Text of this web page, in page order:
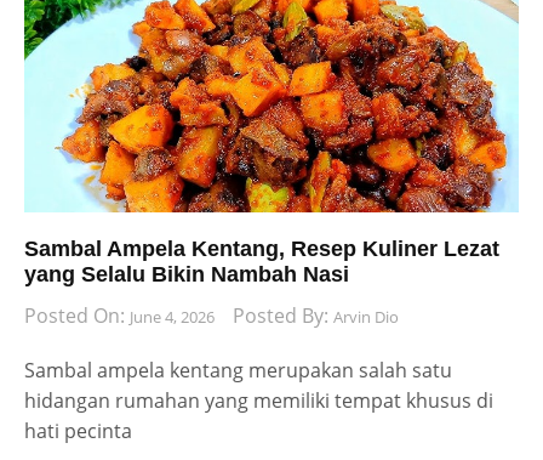
Sambal Ampela Kentang, Resep Kuliner Lezat
yang Selalu Bikin Nambah Nasi
Posted On: June 4, 2026 Posted By: Arvin Dio
Sambal ampela kentang merupakan salah satu
hidangan rumahan yang memiliki tempat khusus di
hati pecinta